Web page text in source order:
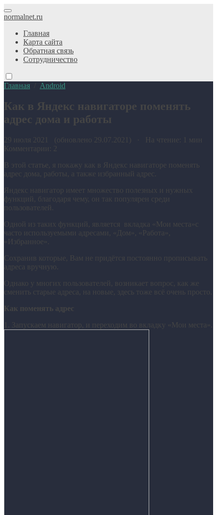
normalnet.ru
Главная
Карта сайта
Обратная связь
Сотрудничество
Главная Android
Как в Яндекс навигаторе поменять
адрес дома и работы
29 июля 2021 (обновлено 29.07.2021) · На чтение: 1 мин
Комментарии: 2
В этой статье, я покажу как в Яндекс навигаторе поменять
адрес дома, работы, а также избранный адрес.
Яндекс навигатор имеет множество полезных и нужных
функций, благодаря чему, он так популярен среди
пользователей.
Одной из таких функций, является вкладка «Мои места»с
часто используемыми адресами, «Дом», «Работа»,
«Избранное».
Сохранив которые, Вам не придётся постоянно прописывать
адреса вручную.
Однако у многих пользователей, возникает вопрос, как же
сменить старые адреса, на новые, здесь тоже всё очень просто.
Как поменять адрес
1. Запускаем навигатор, и переходим во вкладку «Мои места».